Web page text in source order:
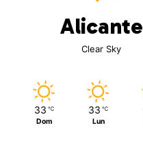
Alicante
Clear Sky
33 ℃
Dom
33 ℃
Lun